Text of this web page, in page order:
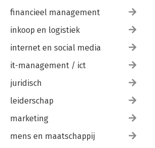
financieel management
inkoop en logistiek
internet en social media
it-management / ict
juridisch
leiderschap
marketing
mens en maatschappij